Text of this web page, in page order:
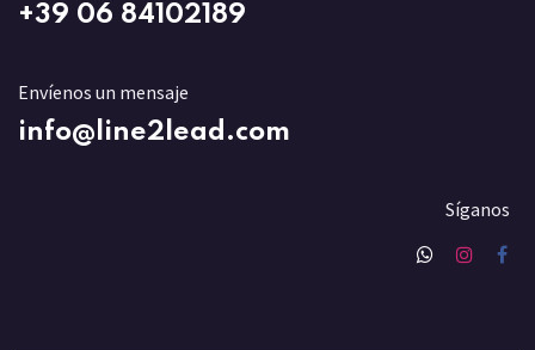
+39 06 84102189
Envíenos un mensaje
info@line2lead.com
Síganos